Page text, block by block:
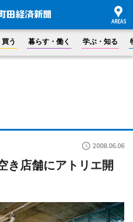
買う 暮らす・働く 学ぶ・知る
2008.06.06
き店舗にアトリエ開